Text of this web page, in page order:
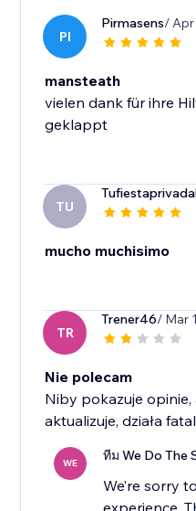
PI
Pirmasens/ Apr
mansteath
vielen dank für ihre
geklappt
TU
mucho muchisimo
TR
Trener46/ Mar
Nie polecam
Niby pokazuje opinie,
aktualizuje, działa
WE ทีม We Do The
We’re sorry